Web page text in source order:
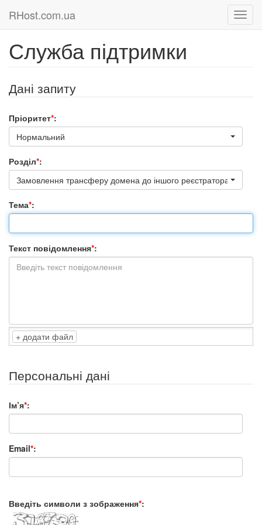
RHost.com.ua
Служба підтримки
Дані запиту
Пріоритет*:
Нормальний
Розділ*:
Замовлення трансферу домена до іншого реєстратора
Тема*:
Текст повідомлення*:
додати файл
Персональні дані
Ім’я*:
Email*:
Введіть символи з зображення*: